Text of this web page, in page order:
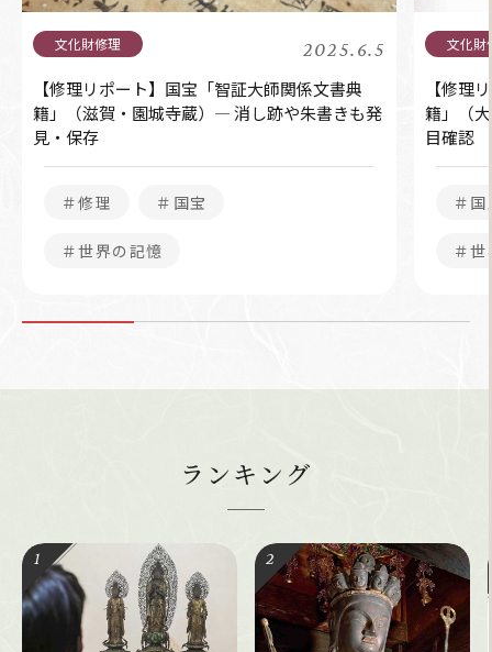
2025.6.5
【修理リポート】国宝「智証大師関係文書典
籍」（滋賀・園城寺蔵）― 消し跡や朱書きも発
見・保存
＃修理 ＃国宝
＃世界の記憶
【修理
籍」（
目確認
＃国
＃
ランキング